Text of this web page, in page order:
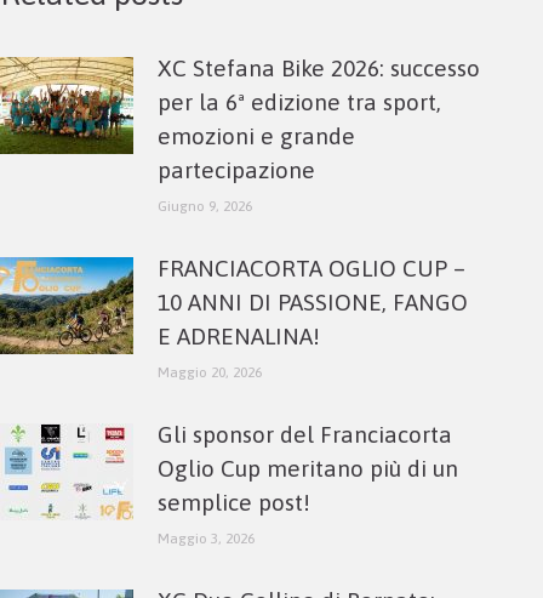
XC Stefana Bike 2026: successo
per la 6ª edizione tra sport,
emozioni e grande
partecipazione
Giugno 9, 2026
FRANCIACORTA OGLIO CUP –
10 ANNI DI PASSIONE, FANGO
E ADRENALINA!
Maggio 20, 2026
Gli sponsor del Franciacorta
Oglio Cup meritano più di un
semplice post!
Maggio 3, 2026